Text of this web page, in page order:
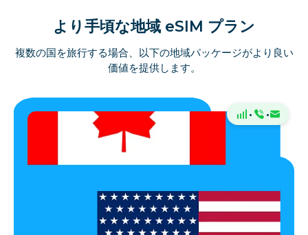
より手頃な地域 eSIM プラン
複数の国を旅行する場合、以下の地域パッケージがより良い
価値を提供します。
· ·